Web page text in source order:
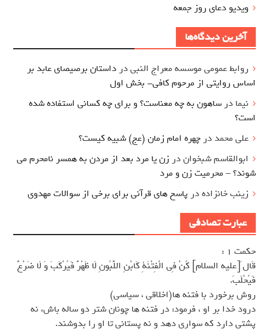
ویدیو دعای روز جمعه
آخرین دیدگاه‌ها
روابط عمومی موسسه معراج النبیدر داستان برصیصای عابد بر
اساس روایتی از مرحوم کافی- بخش اول
نیما در ساهون به چه معناست؟ و برای چه کسانی استفاده شده
است؟
علی محمددر چهره امام زمان (عج) شبیه کیست؟
ابوالقاسم شبخواندر زن یا مرد بعد از مردن به همسر نامحرم می
شوند؟ – محرمیت زن و مرد
زینب خانزادهدر پاسخ های قرآنی برای برخی از سوالات مهدوی
عبارت تصادفی
حکمت 1 :
قَال َ[عليه السلام] كُنْ فِى الْفِتْنَةِ كَابْنِ اللَّبُونِ لَا ظَهْرٌ فَيُرْكَبَ وَ لَا ضَرْعٌ
فَيُحْلَبَ.
روش برخورد با فتنه ها(اخلاقى ، سياسى)
درود خدا بر او ، فرمود: در فتنه ها چونان شتر دو ساله باش، نه
پشتى دارد كه سوارى دهد و نه پستانى تا او را بدوشند.